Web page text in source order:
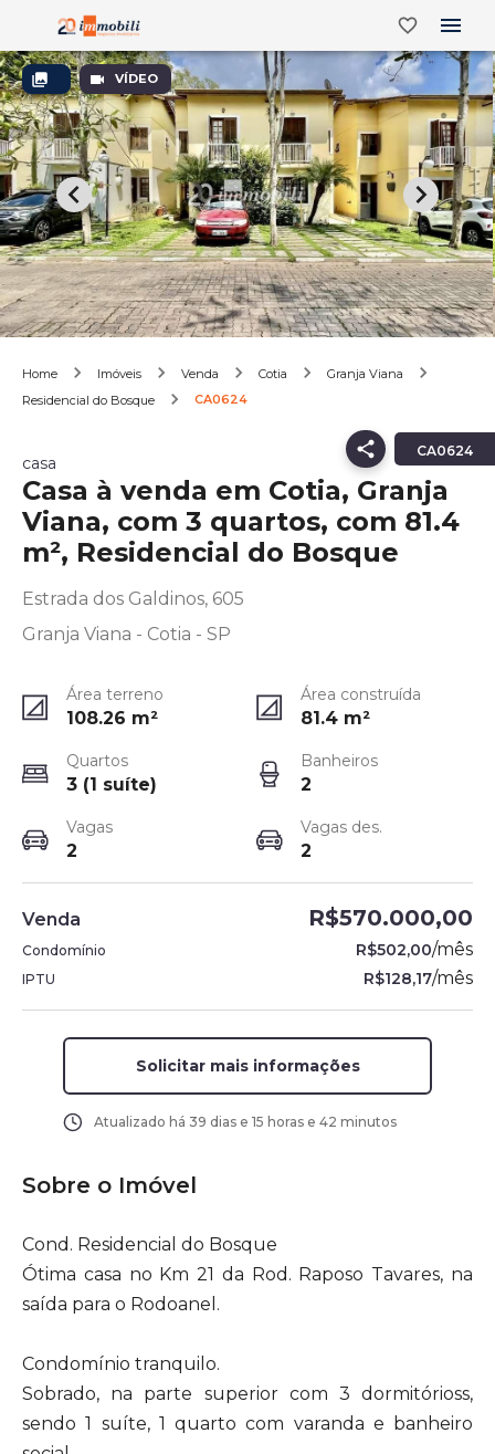
VÍDEO
Home Imóveis Venda Cotia
Granja Viana
Residencial do Bosque
CA0624
CA0624
casa
Casa à venda em Cotia, Granja
Viana, com 3 quartos, com 81.4
m², Residencial do Bosque
Estrada dos Galdinos, 605
Granja Viana - Cotia - SP
Área terreno
108.26 m²
Área construída
81.4 m²
Quartos
3 (1 suíte)
Banheiros
2
Vagas
2
Vagas des.
2
Venda R$570.000,00
Condomínio R$502,00/mês
IPTU R$128,17/mês
Solicitar mais informações
Atualizado há 39 dias e 15 horas e 42 minutos
Sobre o Imóvel
Cond. Residencial do Bosque
Ótima casa no Km 21 da Rod. Raposo Tavares, na
saída para o Rodoanel.
Condomínio tranquilo.
Sobrado, na parte superior com 3 dormitórioss,
sendo 1 suíte, 1 quarto com varanda e banheiro